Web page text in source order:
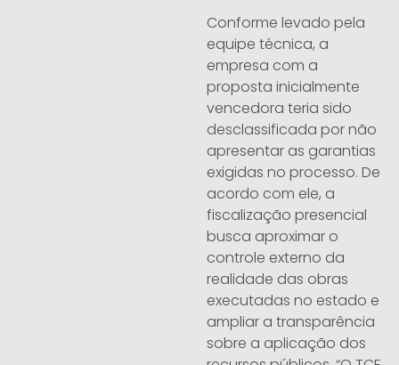
Conforme levado pela
equipe técnica, a
empresa com a
proposta inicialmente
vencedora teria sido
desclassificada por não
apresentar as garantias
exigidas no processo. De
acordo com ele, a
fiscalização presencial
busca aproximar o
controle externo da
realidade das obras
executadas no estado e
ampliar a transparência
sobre a aplicação dos